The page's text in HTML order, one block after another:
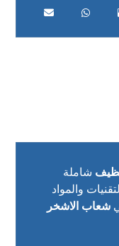
شاملة
والمواد
شعاب الاشخر